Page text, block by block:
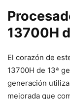
13700H
El corazón de
13700H de 13ª
generación
mejorada que